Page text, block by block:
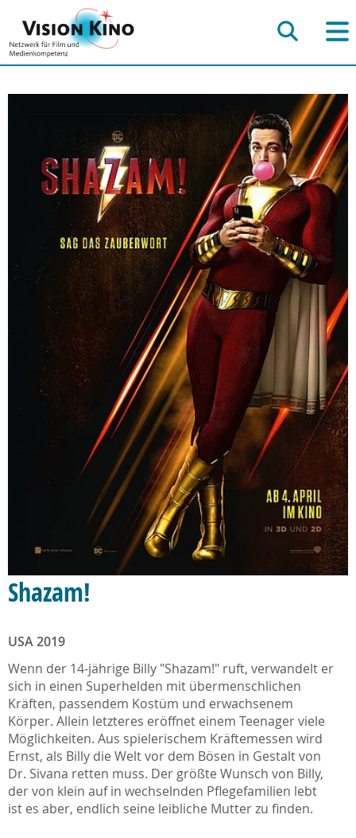
Shazam!
USA 2019
Wenn der 14-jährige Billy "Shazam!" ruft, verwandelt er
sich in einen Superhelden mit übermenschlichen
Kräften, passendem Kostüm und erwachsenem
Körper. Allein letzteres eröffnet einem Teenager viele
Möglichkeiten. Aus spielerischem Kräftemessen wird
Ernst, als Billy die Welt vor dem Bösen in Gestalt von
Dr. Sivana retten muss. Der größte Wunsch von Billy,
der von klein auf in wechselnden Pflegefamilien lebt
ist es aber, endlich seine leibliche Mutter zu finden.